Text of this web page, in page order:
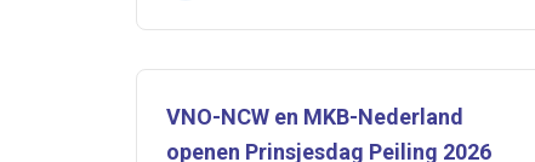
VNO-NCW en MKB-Nederland
openen Prinsjesdag Peiling 2026